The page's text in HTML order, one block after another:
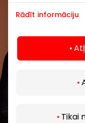
Rādīt informāciju
Tikai
Uzzini pirmais
izklaides centros